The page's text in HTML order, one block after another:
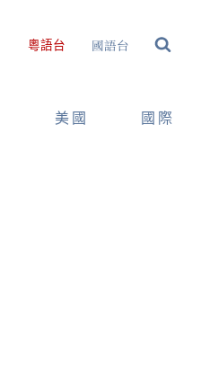
粵語台 國語台
美國 國際